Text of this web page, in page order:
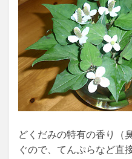
どくだみの特有の香り（
ぐので、てんぷらなど直